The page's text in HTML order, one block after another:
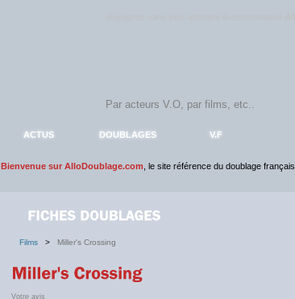
ACTUS DOUBLAGES V.F
Bienvenue sur AlloDoublage.com , le site référence du doublage français.
Films > Miller's Crossing
Votre avis